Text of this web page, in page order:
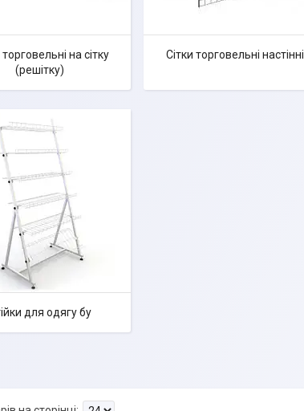
торговельні на сітку
(решітку)
Сітки торговельні настінні
для одягу бу